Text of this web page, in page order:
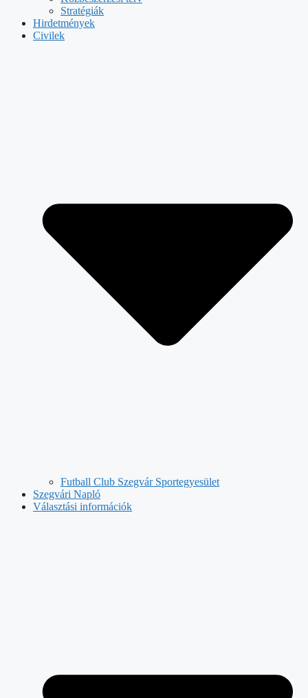
Stratégiák
Hirdetmények
Civilek
Futball Club Szegvár Sportegyesület
Szegvári Napló
Választási információk